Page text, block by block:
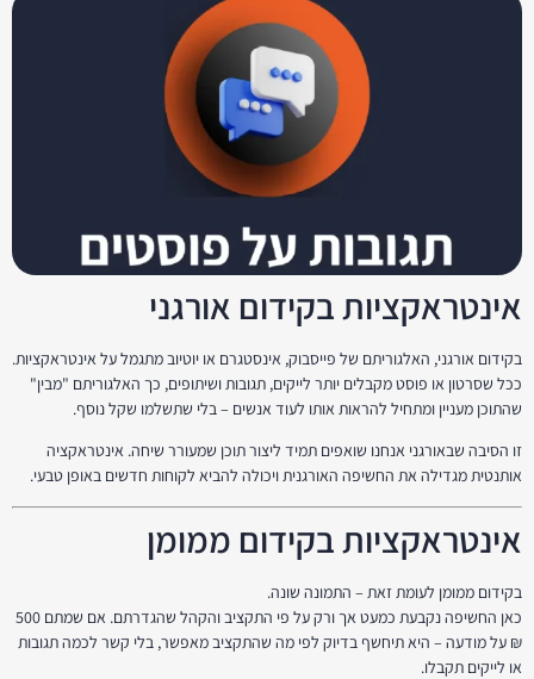
אינטראקציות בקידום אורגני
בקידום אורגני, האלגוריתם של פייסבוק, אינסטגרם או יוטיוב מתגמל על אינטראקציות.
ככל שסרטון או פוסט מקבלים יותר לייקים, תגובות ושיתופים, כך האלגוריתם "מבין"
שהתוכן מעניין ומתחיל להראות אותו לעוד אנשים – בלי שתשלמו שקל נוסף.
זו הסיבה שבאורגני אנחנו שואפים תמיד ליצור תוכן שמעורר שיחה. אינטראקציה
אותנטית מגדילה את החשיפה האורגנית ויכולה להביא לקוחות חדשים באופן טבעי.
אינטראקציות בקידום ממומן
בקידום ממומן לעומת זאת – התמונה שונה.
כאן החשיפה נקבעת כמעט אך ורק על פי התקציב והקהל שהגדרתם. אם שמתם 500
₪ על מודעה – היא תיחשף בדיוק לפי מה שהתקציב מאפשר, בלי קשר לכמה תגובות
או לייקים תקבלו.